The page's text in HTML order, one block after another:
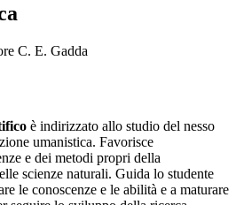
C. E. Gadda
è indirizzato allo studio del nesso
umanistica. Favorisce
e dei metodi propri della
scienze naturali. Guida lo studente
le conoscenze e le abilità e a maturare